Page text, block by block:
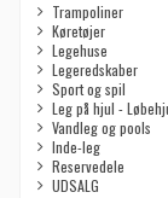
Trampoliner
Køretøjer
Legehuse
Legeredskaber
Sport og spil
Leg på hjul -
Vandleg og pools
Inde-leg
Reservedele
UDSALG